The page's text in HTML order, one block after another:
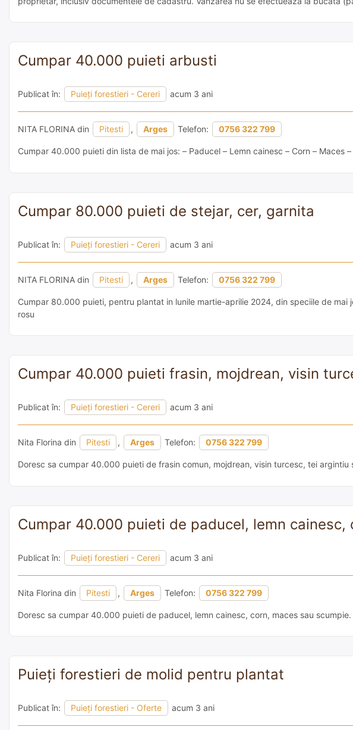
Cumpar 40.000 puieti arbusti
Publicat în: Puieți forestieri - Cereri acum 3 ani
NITA FLORINA din Pitesti , Arges Telefon: 0756 322 799
Cumpar 40.000 puieti din lista de mai jos: – Paducel – Lemn cainesc – Corn – Maces
Cumpar 80.000 puieti de stejar, cer, garnita
Publicat în: Puieți forestieri - Cereri acum 3 ani
NITA FLORINA din Pitesti , Arges Telefon: 0756 322 799
Cumpar 80.000 puieti, pentru plantat in lunile martie-aprilie 2024, din speciile de mai
rosu
Cumpar 40.000 puieti frasin, mojdrean, visin
Publicat în: Puieți forestieri - Cereri acum 3 ani
Nita Florina din Pitesti , Arges Telefon: 0756 322 799
Doresc sa cumpar 40.000 puieti de frasin comun, mojdrean, visin turcesc, tei argintiu
Cumpar 40.000 puieti de paducel, lemn cainesc,
Publicat în: Puieți forestieri - Cereri acum 3 ani
Nita Florina din Pitesti , Arges Telefon: 0756 322 799
Doresc sa cumpar 40.000 puieti de paducel, lemn cainesc, corn, maces sau scumpie.
Puieți forestieri de molid pentru plantat
Publicat în: Puieți forestieri - Oferte acum 3 ani